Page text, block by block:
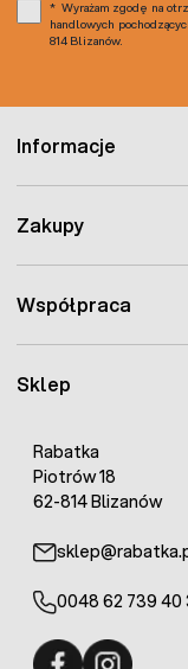
Sklep
Rabatka
Piotrów 18
62-814 Blizanów
0048 62 739 40
Informacje
Zakupy
Współpraca
Wyrażam zgodę na
handlowych
814 Blizanów.